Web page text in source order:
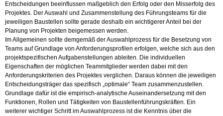
Entscheidungen beeinflussen maßgeblich den Erfolg oder den Misserfolg des
Projektes. Der Auswahl und Zusammenstellung des Führungsteams für die
jeweiligen Baustellen sollte gerade deshalb ein wichtigerer Anteil bei der
Planung von Projekten beigemessen werden.
Im Allgemeinen sollte demgemäß der Auswahlprozess für die Besetzung von
Teams auf Grundlage von Anforderungsprofilen erfolgen, welche sich aus den
projektspezifischen Aufgabenstellungen ableiten. Die individuellen
Eigenschaften der möglichen Teammitglieder werden dabei mit den
Anforderungskriterien des Projektes verglichen. Daraus können die jeweiligen
Entscheidungsträger das spezifisch „optimale“ Team zusammenzustellen.
Grundlage dafür ist die empirisch-analytische Auseinandersetzung mit den
Funktionen, Rollen und Tätigkeiten von Baustellenführungskräften. Ein
weiterer wichtiger Schritt im Auswahlprozess ist die Kenntnis über die